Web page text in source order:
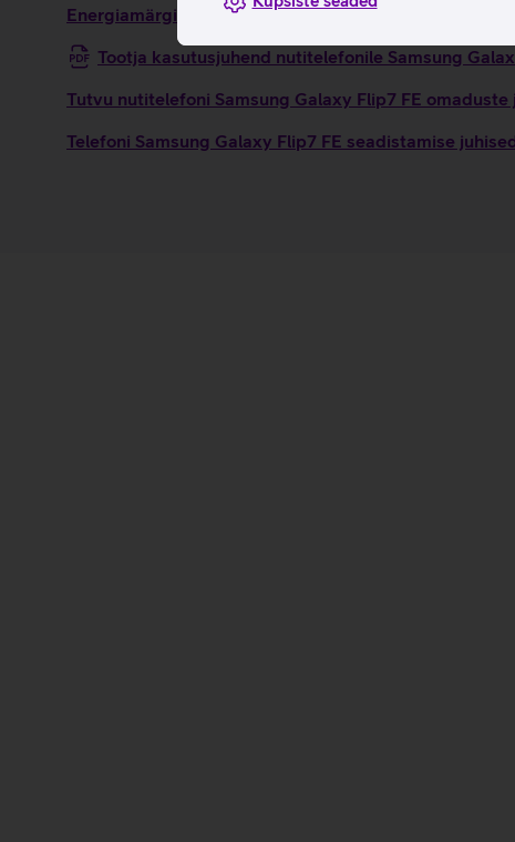
Energiamärgis
Tootja kasutusjuhend nutitelefonile Samsung
Tutvu nutitelefoni Samsung Galaxy Flip7 FE
Telefoni Samsung Galaxy Flip7 FE seadistamise